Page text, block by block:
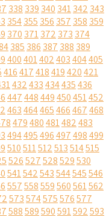
338 339 340 341342 343
354355 356 357 358 359
370 371372 373 374
385 386 387 388 389
400401402403404405
416417418419420421
432433434435436
447448449450451452
463464465466467468
479480481482483
494495496497498499
510511512513514515
526527528529530
541542543544545546
557558559560561562
573574575576577
588589590591592593